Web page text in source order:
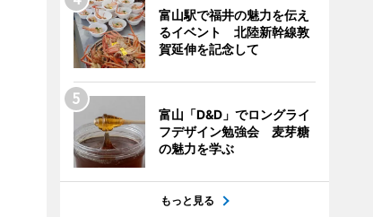
富山駅で福井の魅力を伝え
るイベント 北陸新幹線敦
賀延伸を記念して
富山「D&D」でロングライ
フデザイン勉強会 麦芽糖
の魅力を学ぶ
もっと見る